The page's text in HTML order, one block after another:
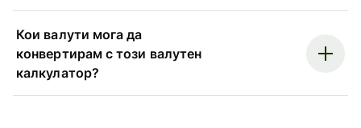
Кои валути мога да
конвертирам с този валутен
калкулатор?